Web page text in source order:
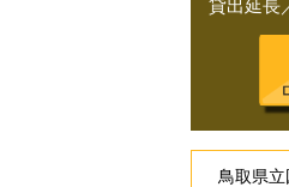
貸出延長
鳥取県